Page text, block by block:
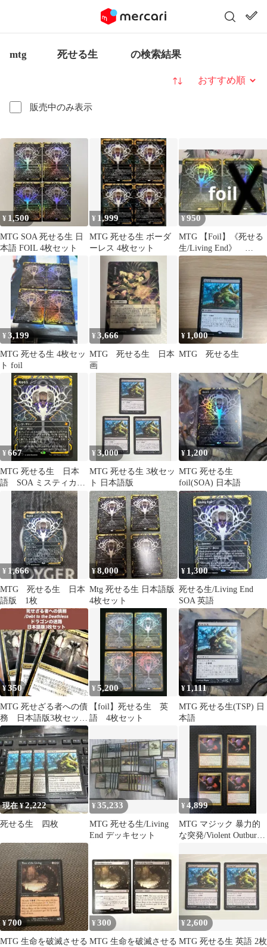
mtg 死せる生 の検索結果
販売中のみ表示
並び替え
¥ 1,500
MTG SOA 死せる生 日
本語 FOIL 4枚セット
¥ 1,999
MTG 死せる生 ボーダ
ーレス 4枚セット
¥950
MTG 【Foil】《死せる
生/Living End》
[SOA]日本語
¥3,199
MTG 死せる生 4枚セッ
ト foil
¥3,666
MTG 死せる生 日本
画
¥ 1,000
MTG 死せる生
¥667
MTG 死せる生 日本
語 SOA ミスティカル
アーカイブ ストリク
スヘイヴンの秘密
¥3,000
MTG 死せる生 3枚セッ
ト 日本語版
¥1,200
MTG 死せる生
foil(SOA) 日本語
¥ 1,666
MTG 死せる生 日本
語版 1枚
¥8,000
Mtg 死せる生 日本語版
4枚セット
¥ 1,300
死せる生/Living End
SOA 英語
¥350
MTG 死せざる者への債
務 日本語版3枚セット
ランダムfoilおまけ付き
¥5,200
【foil】死せる生 英
語 4枚セット
¥ 1,111
MTG 死せる生(TSP) 日
本語
現在 ¥2,222
死せる生 四枚
¥35,233
MTG 死せる生/Living
End デッキセット
¥4,899
MTG マジック 暴力的
な突発/Violent Outburst
¥700
MTG 生命を破滅させる
¥300
MTG 生命を破滅させる
¥2,600
MTG 死せる生 英語 2枚